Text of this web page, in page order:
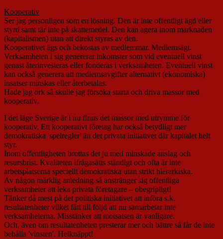
Kooperativ
Ser jag personligen som en lösning. Den är inte offentligt ägd eller
styrd samt tär inte på skattemedel. Den kan agera inom marknaden
(kapitalismen) utan att direkt styras av den.
Kooperativet ägs och bekostas av medlemmar. Medlemsägt.
Verksamheten i sig genererar inkomster som vid eventuell vinst
genast återinvesteras eller fonderas i verksamheten. Eventuell vinst
kan också generera att medlemsavgifter alternativt (ekonomiska)
insatser minskas eller återbetalas.
Hade jag ork så skulle jag försöka starta och driva massor med
kooperativ.
I det läge Sverige är i nu finns det massor med utrymme för
kooperativ. Ett kooperativt företag har också betydligt mer
demokratiska 'spelregler' än det privata initiativet där kapitalet helt
styr.
Inom offentligheten brottas det ju med minskade anslag och
resursbrist. Kvaliteten ifrågasätts ständigt och ofta är inte
arbetsplatserna speciellt demokratiska utan strikt hierarkiska.
Av någon märklig anledning så anstränger sig offentliga
verksamheter att leka privata företagare – obegripligt!
Tänker då mest på det politiska initiativet att införa s.k.
resultatenheter vilket fått till följd att nu samarbetar inte
verksamheterna. Misstänker att motsatsen är vanligare.
Och, även om resultatenheten presterar mer och bättre så får de inte
behålla 'vinsten'. Helknäppt!